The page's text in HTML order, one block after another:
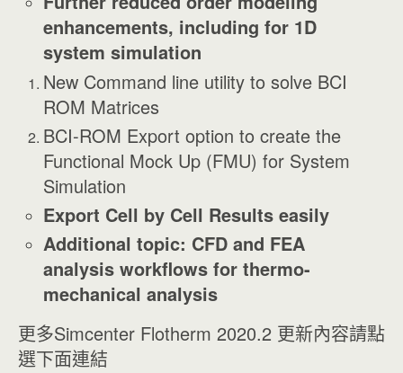
enhancements, including for 1D
system simulation
New Command line utility to solve BCI
ROM Matrices
BCI-ROM Export option to create the
Functional Mock Up (FMU) for System
Simulation
Export Cell by Cell Results easily
Additional topic: CFD and FEA
analysis workflows for thermo-
mechanical analysis
更多Simcenter Flotherm 2020.2 更新內容請點
選下面連結